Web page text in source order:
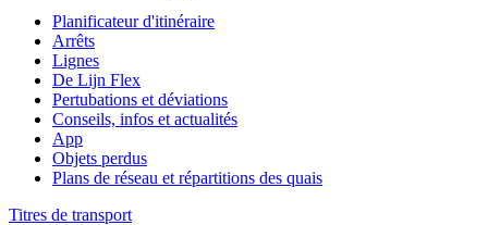
Planificateur d'itinéraire
Arrêts
Lignes
De Lijn Flex
Pertubations et déviations
Conseils, infos et actualités
App
Objets perdus
Plans de réseau et répartitions des quais
Titres de transport